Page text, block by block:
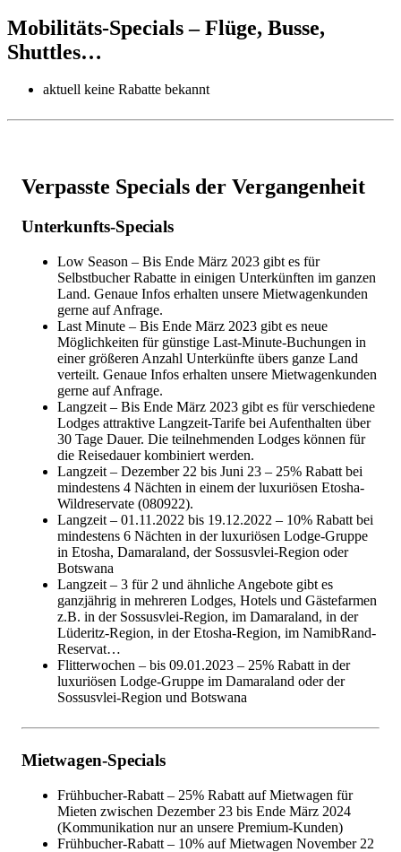
Mobilitäts-Specials – Flüge, Busse,
Shuttles…
aktuell keine Rabatte bekannt
Verpasste Specials der Vergangenheit
Unterkunfts-Specials
Low Season – Bis Ende März 2023 gibt es für
Selbstbucher Rabatte in einigen Unterkünften im ganzen
Land. Genaue Infos erhalten unsere Mietwagenkunden
gerne auf Anfrage.
Last Minute – Bis Ende März 2023 gibt es neue
Möglichkeiten für günstige Last-Minute-Buchungen in
einer größeren Anzahl Unterkünfte übers ganze Land
verteilt. Genaue Infos erhalten unsere Mietwagenkunden
gerne auf Anfrage.
Langzeit – Bis Ende März 2023 gibt es für verschiedene
Lodges attraktive Langzeit-Tarife bei Aufenthalten über
30 Tage Dauer. Die teilnehmenden Lodges können für
die Reisedauer kombiniert werden.
Langzeit – Dezember 22 bis Juni 23 – 25% Rabatt bei
mindestens 4 Nächten in einem der luxuriösen Etosha-
Wildreservate (080922).
Langzeit – 01.11.2022 bis 19.12.2022 – 10% Rabatt bei
mindestens 6 Nächten in der luxuriösen Lodge-Gruppe
in Etosha, Damaraland, der Sossusvlei-Region oder
Botswana
Langzeit – 3 für 2 und ähnliche Angebote gibt es
ganzjährig in mehreren Lodges, Hotels und Gästefarmen
z.B. in der Sossusvlei-Region, im Damaraland, in der
Lüderitz-Region, in der Etosha-Region, im NamibRand-
Reservat…
Flitterwochen – bis 09.01.2023 – 25% Rabatt in der
luxuriösen Lodge-Gruppe im Damaraland oder der
Sossusvlei-Region und Botswana
Mietwagen-Specials
Frühbucher-Rabatt – 25% Rabatt auf Mietwagen für
Mieten zwischen Dezember 23 bis Ende März 2024
(Kommunikation nur an unsere Premium-Kunden)
Frühbucher-Rabatt – 10% auf Mietwagen November 22